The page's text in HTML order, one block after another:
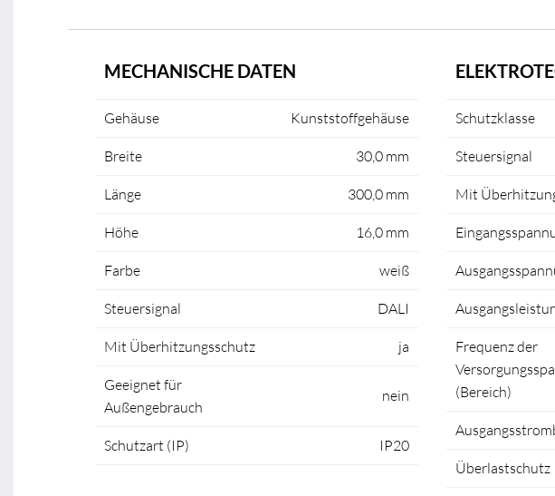
MECHANISCHE DATEN
Gehäuse Kunststoffgehäuse
Breite 30,0 mm
Länge 300,0 mm
Höhe 16,0 mm
Farbe weiß
Steuersignal DALI
Mit Überhitzungsschutz ja
Geeignet für
Außengebrauch
nein
Schutzart (IP) IP20
Schutzklasse
Steuersignal
Mit
Frequenz der
(Bereich)
Überlastschutz